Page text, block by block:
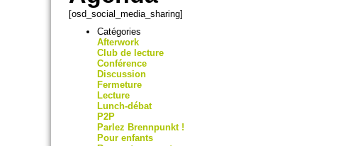
[osd_social_media_sharing]
Catégories
Afterwork
Club de lecture
Conférence
Discussion
Fermeture
Lecture
Lunch-débat
P2P
Parlez Brennpunkt !
Pour enfants